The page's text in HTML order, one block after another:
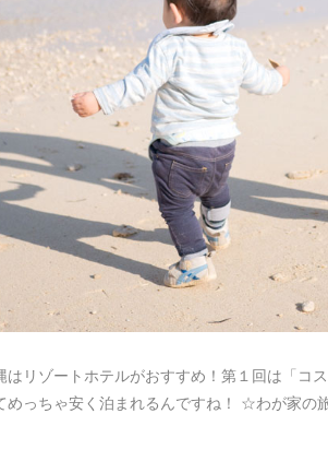
はリゾートホテルがおすすめ！第１回は「コ
めっちゃ安く泊まれるんですね！ ☆わが家の